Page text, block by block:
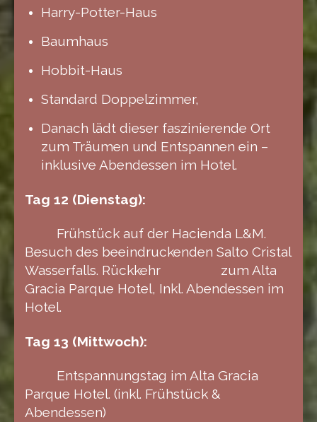
Harry-Potter-Haus
Baumhaus
Hobbit-Haus
Standard Doppelzimmer,
Danach lädt dieser faszinierende Ort
zum Träumen und Entspannen ein –
inklusive Abendessen im Hotel.
Tag 12 (Dienstag):
Frühstück auf der Hacienda L&M.
Besuch des beeindruckenden Salto Cristal
Wasserfalls. Rückkehr zum Alta
Gracia Parque Hotel, Inkl. Abendessen im
Hotel.
Tag 13 (Mittwoch):
Entspannungstag im Alta Gracia
Parque Hotel. (inkl. Frühstück &
Abendessen)